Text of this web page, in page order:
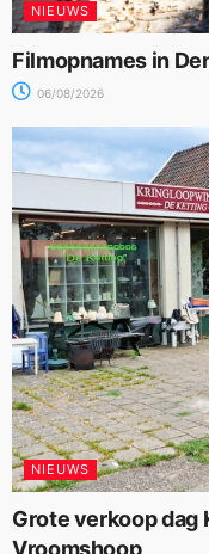
NIEUWS
Filmopnames in
06/08/2026
NIEUWS
Grote verkoop dag
Vroomshoop